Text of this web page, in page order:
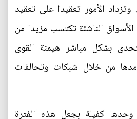
الأمور تعقيدا على تعقيد
الناشئة تكتسب مزيدا من
بشكل مباشر هيمنة القوى
من خلال شبكات وتحالفات
كفيلة بجعل هذه الفترة